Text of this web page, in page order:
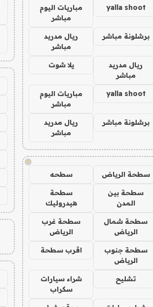
yalla shoot
مباريات اليوم
مباشر
برشلونة مباشر
ريال مدريد
مباشر
ريال مدريد
مباشر
يلا شوت
yalla shoot
مباريات اليوم
مباشر
برشلونة مباشر
ريال مدريد
مباشر
!
سطحة الرياض سطحه
سطحة بين
المدن
سطحة
هيدروليك
سطحة شمال
الرياض
سطحة غرب
الرياض
سطحة جنوب
الرياض
اقرب سطحة
تشليح
شراء سيارات
سكراب